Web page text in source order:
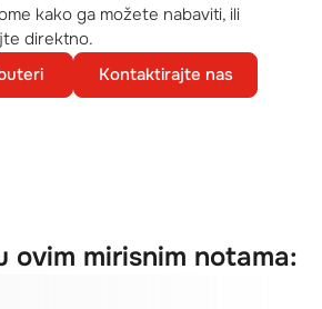
kako ga možete nabaviti, ili
direktno.
Kontaktirajte nas
ovim mirisnim notama: